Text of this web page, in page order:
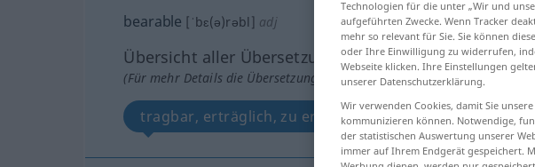
bearable [ˈbɛ(ə)rəbl] adj
Übersicht aller Übersetzungen
(Für mehr Details die Übersetzung anklicken/antippen)
tragbar, erträglich, zu ertragend
Technologien für die unter „Wir und
aufgeführten Zwecke. Wenn Tracker
mehr so relevant für Sie. Sie können
oder Ihre Einwilligung zu widerrufen,
Webseite klicken. Ihre Einstellungen
unserer Datenschutzerklärung.
Wir verwenden Cookies, damit Sie
kommunizieren können. Notwendige,
der statistischen Auswertung unserer
immer auf Ihrem Endgerät gespeichert.